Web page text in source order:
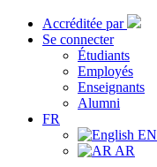
Accréditée par
Se connecter
Étudiants
Employés
Enseignants
Alumni
FR
EN
AR